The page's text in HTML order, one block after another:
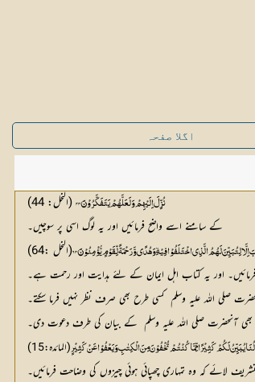
اگلا صفحہ
نُزِّلَ اِلَيْهِمْ وَلَعَلَّهُمْ يَتَفَكَّرُوْنَ    44؀
(النحل: 44)
کے سامنے اسے واضح فرمائیں اور یہ لوگ اسی پر سوچیں۔
لِتُـبَيِّنَ لَهُمُ الَّذِي اخْتَلَفُوْا فِيْهِ ۙ وَهُدًى وَّرَحْمَةً لِّقَوْمٍ يُّؤْمِنُوْنَ    64؀ (النحل :64)
اور یہ کتاب اہل ایمان کے لئے ہدایت اور رحمت ہے۔
صلی اللہ علیہ وسلم  کسی طرح بھی صرف نظر نہیں فرما سکتے۔
بھی آنحضرت صلی اللہ علیہ وسلم  کے بیان کی طرف دعوت دی۔
يُبَيِّنُ لَكُمْ كَثِيْرًا مِّمَّا كُنْتُمْ تُخْفُوْنَ مِنَ الْكِتٰبِ وَيَعْفُوْا عَنْ كَثِيْرٍ (المائدہ:15)
کہ وہ تمہاری چھپائی ہوئی چیزوں کی وضاحت فرمائیں۔